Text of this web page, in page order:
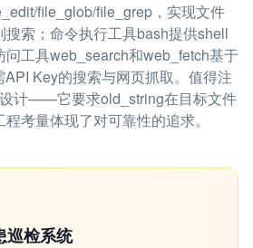
file_glob/file_grep，实现文件
搜索；命令执行工具bash提供shell
工具web_search和web_fetch基于
Key的搜索与网页抓取。值得注
计——它要求old_string在目标文件
考量体现了对可靠性的追求。
巡检系统